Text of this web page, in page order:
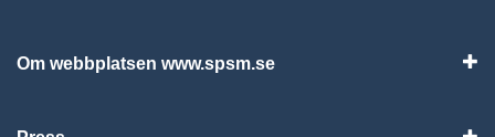
Om webbplatsen www.spsm.se